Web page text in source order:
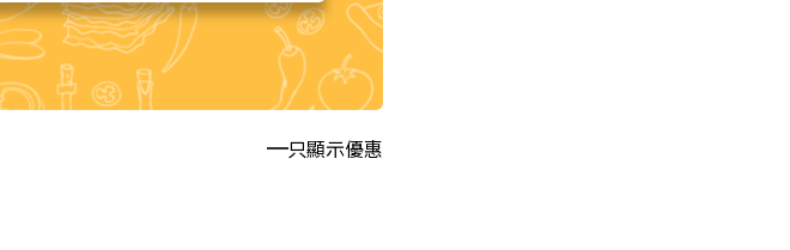
只顯示優惠